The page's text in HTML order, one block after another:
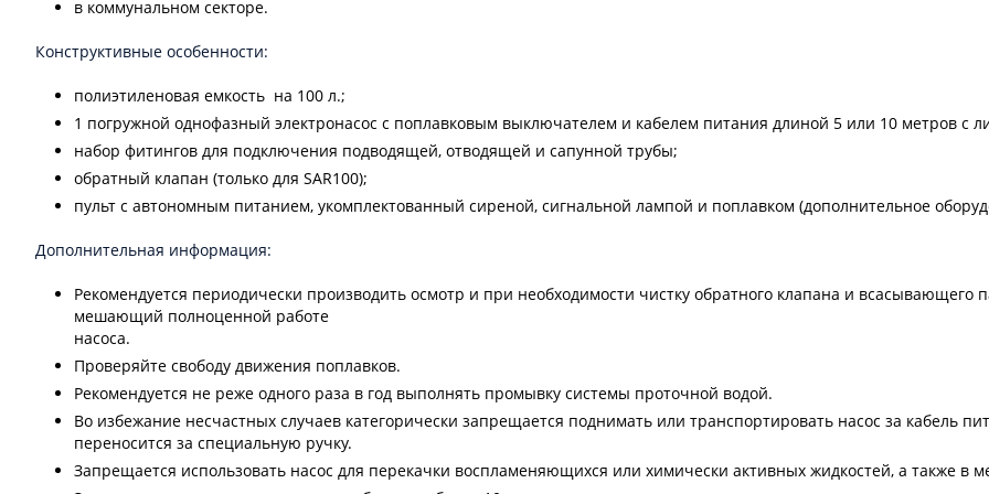
в коммунальном секторе.
Конструктивные особенности:
полиэтиленовая емкость на 100 л.;
1 погружной однофазный электронасос с поплавковым выключателем и кабелем питания длиной 5 или 10 метров с
набор фитингов для подключения подводящей, отводящей и сапунной трубы;
обратный клапан (только для SAR100);
пульт с автономным питанием, укомплектованный сиреной, сигнальной лампой и поплавком (дополнительное
Дополнительная информация:
Рекомендуется периодически производить осмотр и при необходимости чистку обратного клапана и всасывающего
мешающий полноценной работе
насоса.
Проверяйте свободу движения поплавков.
Рекомендуется не реже одного раза в год выполнять промывку системы проточной водой.
Во избежание несчастных случаев категорически запрещается поднимать или транспортировать насос за кабель
переносится за специальную ручку.
Запрещается использовать насос для перекачки воспламеняющихся или химически активных жидкостей, а также в